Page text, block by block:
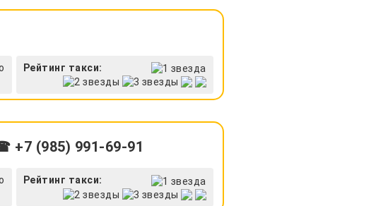
Рейтинг такси:
+7 (985) 991-69-91
Рейтинг такси: